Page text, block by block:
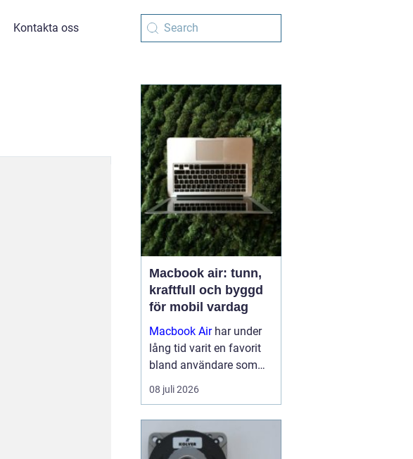
Kontakta oss
Macbook air: tunn,
kraftfull och byggd
för mobil vardag
Macbook Airhar under
lång tid varit en favorit
bland användare som
vill ha en lätt, smidig och
samtidigt kraftfull dator
kreativitet. Med apples
egna chip har serien
08 juli 2026